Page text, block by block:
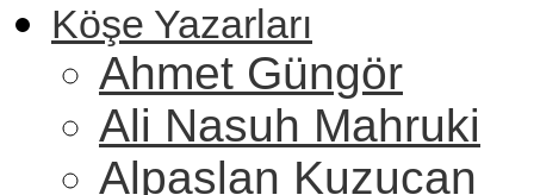
Köşe Yazarları
Ahmet Güngör
Ali Nasuh Mahruki
Alpaslan Kuzucan